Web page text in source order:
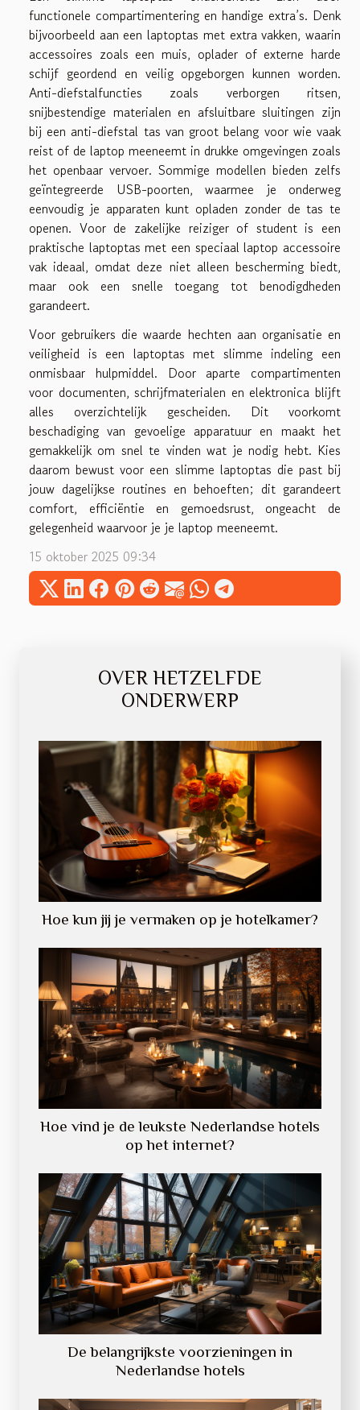
OVER HETZELFDE
ONDERWERP
Hoe kun jij je vermaken op je hotelkamer?
Hoe vind je de leukste Nederlandse hotels
op het internet?
De belangrijkste voorzieningen in
Nederlandse hotels
functionele compartimentering en handige extra’s. Denk
bijvoorbeeld aan een laptoptas met extra vakken, waarin
accessoires zoals een muis, oplader of externe harde
schijf geordend en veilig opgeborgen kunnen worden.
Anti-diefstalfuncties zoals verborgen ritsen,
snijbestendige materialen en afsluitbare sluitingen zijn
bij een anti-diefstal tas van groot belang voor wie vaak
reist of de laptop meeneemt in drukke omgevingen zoals
het openbaar vervoer. Sommige modellen bieden zelfs
geïntegreerde USB-poorten, waarmee je onderweg
eenvoudig je apparaten kunt opladen zonder de tas te
openen. Voor de zakelijke reiziger of student is een
praktische laptoptas met een speciaal laptop accessoire
vak ideaal, omdat deze niet alleen bescherming biedt,
maar ook een snelle toegang tot benodigdheden
garandeert.
Voor gebruikers die waarde hechten aan organisatie en
veiligheid is een laptoptas met slimme indeling een
onmisbaar hulpmiddel. Door aparte compartimenten
voor documenten, schrijfmaterialen en elektronica blijft
alles overzichtelijk gescheiden. Dit voorkomt
beschadiging van gevoelige apparatuur en maakt het
gemakkelijk om snel te vinden wat je nodig hebt. Kies
daarom bewust voor een slimme laptoptas die past bij
jouw dagelijkse routines en behoeften; dit garandeert
comfort, efficiëntie en gemoedsrust, ongeacht de
gelegenheid waarvoor je je laptop meeneemt.
15 oktober 2025 09:34